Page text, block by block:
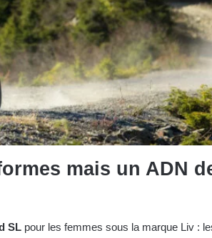
mais un ADN
SL pour les femmes sous la marque Liv :